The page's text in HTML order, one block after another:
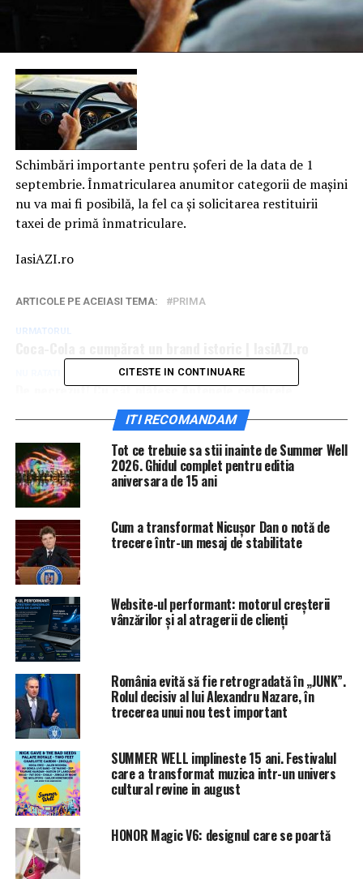
Schimbări importante pentru șoferi de la data de 1
septembrie. Înmatricularea anumitor categorii de mașini
nu va mai fi posibilă, la fel ca și solicitarea restituirii
taxei de primă înmatriculare.
IasiAZI.ro
ARTICOLE PE ACEIASI TEMA: PRIMA
URMATORUL
De necrezut! Cu cât plătesc Antenele celebrele
asistente TV | IasiAZI.ro
CITESTE IN CONTINUARE
ITI RECOMANDAM
Tot ce trebuie sa stii inainte de Summer Well
2026. Ghidul complet pentru editia
aniversara de 15 ani
Cum a transformat Nicușor Dan o notă de
trecere într-un mesaj de stabilitate
Website-ul performant: motorul creșterii
vânzărilor și al atragerii de clienți
România evită să fie retrogradată în „JUNK”.
Rolul decisiv al lui Alexandru Nazare, în
trecerea unui nou test important
SUMMER WELL implineste 15 ani. Festivalul
care a transformat muzica intr-un univers
cultural revine in august
HONOR Magic V6: designul care se poartă